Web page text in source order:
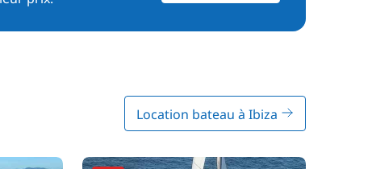
Location bateau à Ibiza